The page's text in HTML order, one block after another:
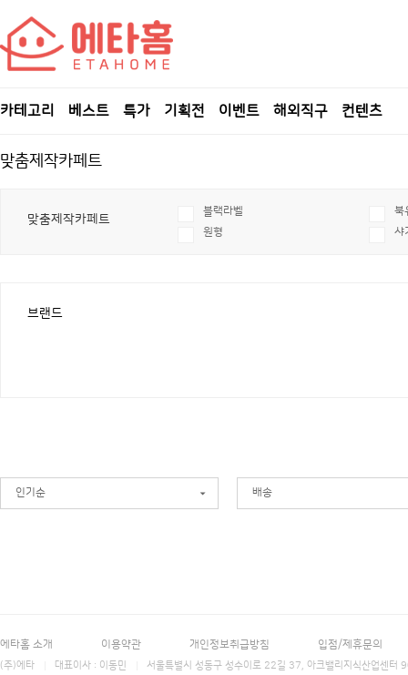
카테고리 베스트 특가 기획전 이벤트 해외직구 컨텐츠
맞춤제작카페트
맞춤제작카페트
블랙라벨
북
원형
샤
브랜드
인기순 배송
에타홈 소개 이용약관 개인정보취급방침 입점/제휴문의
(주)에타 대표이사 : 이동민
서울특별시 성동구 성수이로 22길 37, 아크밸리지식산업